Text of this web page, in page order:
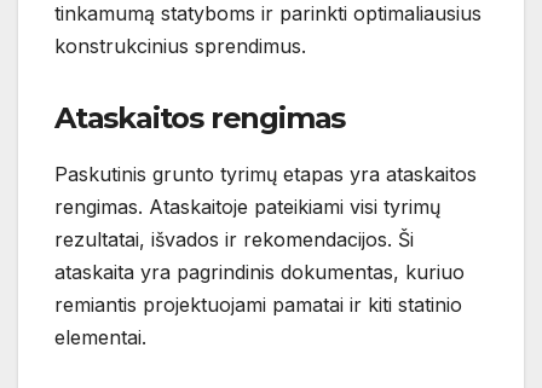
tinkamumą statyboms ir parinkti optimaliausius
konstrukcinius sprendimus.
Ataskaitos rengimas
Paskutinis grunto tyrimų etapas yra ataskaitos
rengimas. Ataskaitoje pateikiami visi tyrimų
rezultatai, išvados ir rekomendacijos. Ši
ataskaita yra pagrindinis dokumentas, kuriuo
remiantis projektuojami pamatai ir kiti statinio
elementai.